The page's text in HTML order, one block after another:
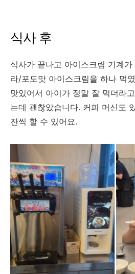
식사 후
식사가 끝나고 아이스크림 기계
라/포도맛 아이스크림을 하나 먹
맛있어서 아이가 정말 잘 먹더라
는데 괜찮았습니다. 커피 머신도
잔씩 할 수 있어요.